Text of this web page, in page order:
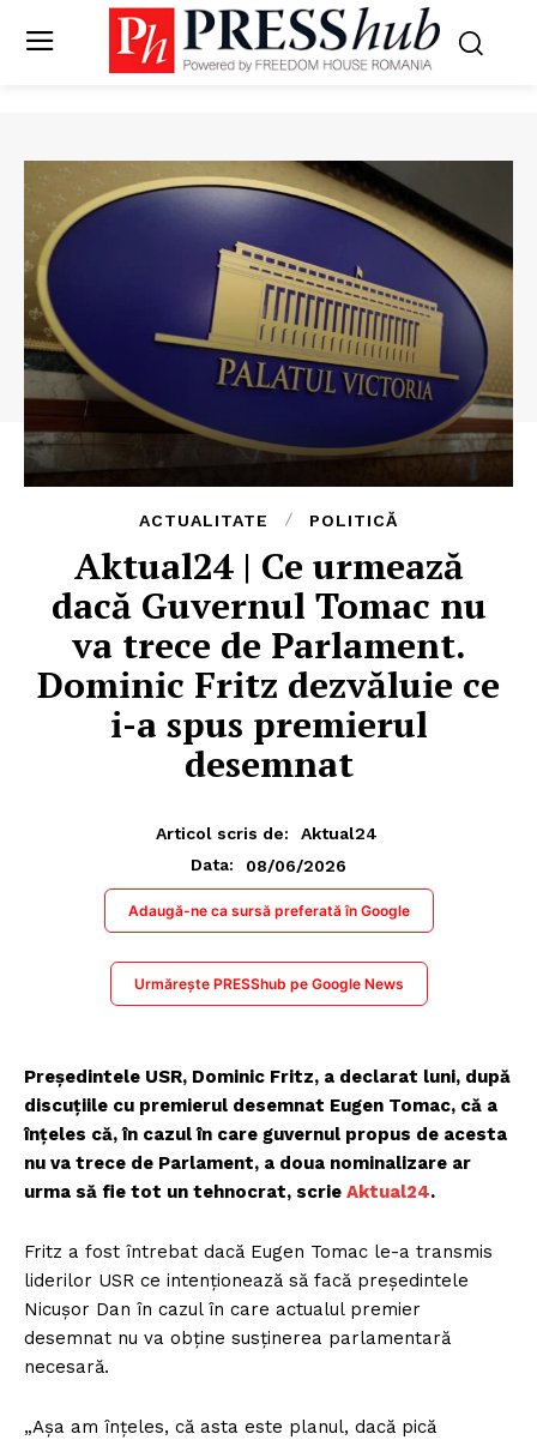
ACTUALITATE POLITICĂ
Aktual24 | Ce urmează
dacă Guvernul Tomac nu
va trece de Parlament.
Dominic Fritz dezvăluie ce
i-a spus premierul
desemnat
Articol scris de:
Aktual24
Data:
08/06/2026
Adaugă-ne ca sursă preferată în Google
Urmărește PRESShub pe Google News
Preşedintele USR, Dominic Fritz, a declarat luni, după
discuţiile cu premierul desemnat Eugen Tomac, că a
înţeles că, în cazul în care guvernul propus de acesta
nu va trece de Parlament, a doua nominalizare ar
urma să fie tot un tehnocrat, scrie Aktual24.
Fritz a fost întrebat dacă Eugen Tomac le-a transmis
liderilor USR ce intenţionează să facă preşedintele
Nicuşor Dan în cazul în care actualul premier
desemnat nu va obţine susţinerea parlamentară
necesară.
„Aşa am înţeles, că asta este planul, dacă pică